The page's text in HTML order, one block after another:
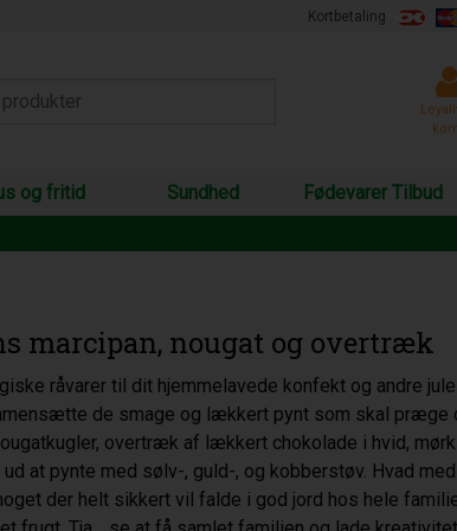
Kortbetaling
og fritid Sundhed Fødevarer Tilbud
marcipan, nougat og overtræk
råvarer til dit hjemmelavede konfekt og andre
de smage og lækkert pynt som skal præge
overtræk af lækkert chokolade i hvid,
at pynte med sølv-, guld-, og kobberstøv. Hvad
der helt sikkert vil falde i god jord hos hele